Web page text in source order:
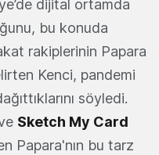
dijital ortamda
bu konuda
rakiplerinin Papara
Kenci, pandemi
söyledi.
Sketch My Card
Papara'nın bu tarz